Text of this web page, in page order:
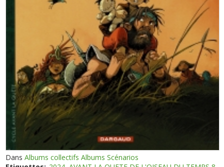
DansAlbums collectifs Albums Scénarios